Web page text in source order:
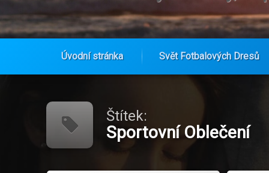
Úvodní stránka Svět Fotbalových Dresů
Štítek:
Sportovní Oblečení